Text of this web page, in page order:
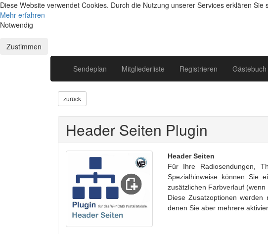
Diese Website verwendet Cookies. Durch die Nutzung unserer Services erklären
Mehr erfahren
Notwendig
Zustimmen
Sendeplan Mitgliederliste Registrieren Gästebuch
zurück
Header Seiten Plugin
Header Seiten
Für Ihre Radiosendungen,
Spezialhinweise können Sie
zusätzlichen Farbverlauf (wenn
Diese Zusatzoptionen
denen Sie aber mehrere